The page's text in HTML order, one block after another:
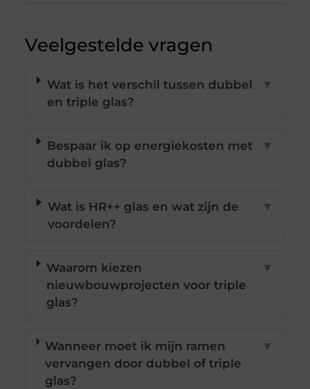
Veelgestelde vragen
Wat is het verschil tussen dubbel
en triple glas?
▼
Bespaar ik op energiekosten met
dubbel glas?
▼
Wat is HR++ glas en wat zijn de
voordelen?
▼
Waarom kiezen
nieuwbouwprojecten voor triple
glas?
▼
Wanneer moet ik mijn ramen
vervangen door dubbel of triple
glas?
▼